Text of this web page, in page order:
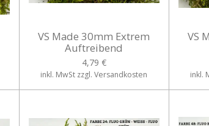
VS Made 30mm Extrem
Auftreibend
4,79 €
inkl. MwSt zzgl. Versandkosten
VS
inkl.